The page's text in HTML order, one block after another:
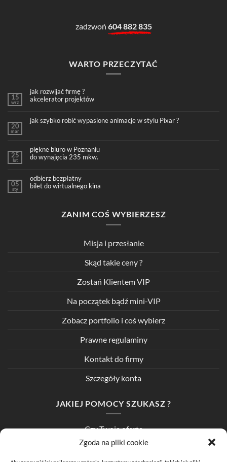
Zgoda na pliki cookie
zadzwoń 604 882 835
WARTO PRZECZYTAĆ
15
wrz
jak rozwijać firmę ?
akcelerator projektów
20
mar
jak szybko robić wypasione animacje w stylu Pixar ?
25
lut
piękne biuro w Poznaniu
do wynajęcia 235 mkw.
05
sty
odbierz bezpłatny
bilet do wirtualnego kina
ZANIM COŚ WYBIERZESZ
Misja i przesłanie
Skąd takie ceny ?
Zostań Klientem VIP
Na początek bądź mini-VIP
Zobacz portfolio i coś wybierz
Prawne regulaminy
Kontakt do firmy
Szczegóły konta
JAKIEJ POMOCY SZUKASZ ?
Czy Twoja oferta
wygląda kiepsko ?